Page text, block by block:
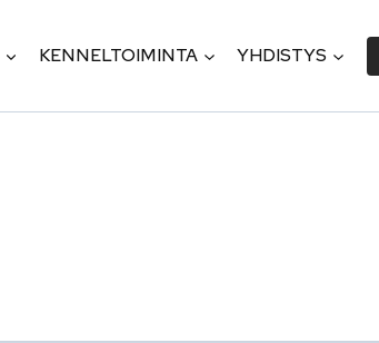
KENNELTOIMINTA YHDISTYS